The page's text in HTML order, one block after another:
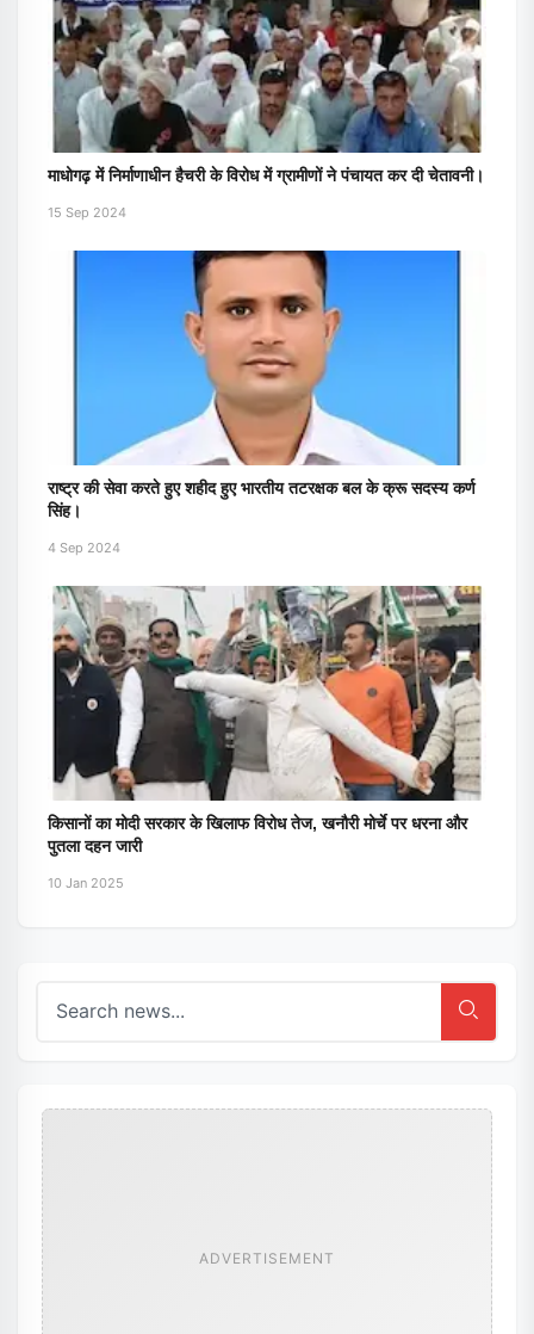
माधोगढ़ में निर्माणाधीन हैचरी के विरोध में ग्रामीणों ने पंचायत कर दी चेतावनी।
15 Sep 2024
राष्ट्र की सेवा करते हुए शहीद हुए भारतीय तटरक्षक बल के क्रू सदस्य कर्ण
सिंह।
4 Sep 2024
किसानों का मोदी सरकार के खिलाफ विरोध तेज, खनौरी मोर्चे पर धरना और
पुतला दहन जारी
10 Jan 2025
ADVERTISEMENT